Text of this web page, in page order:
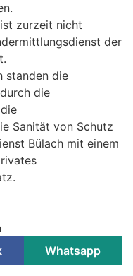
zurzeit nicht
der
standen die
die
Sanität von Schutz
Bülach mit einem
Whatsapp